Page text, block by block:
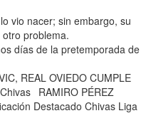
vio nacer; sin embargo, su
problema.
días de la pretemporada de
REAL OVIEDO CUMPLE
RAMIRO PÉREZ
Destacado Chivas Liga